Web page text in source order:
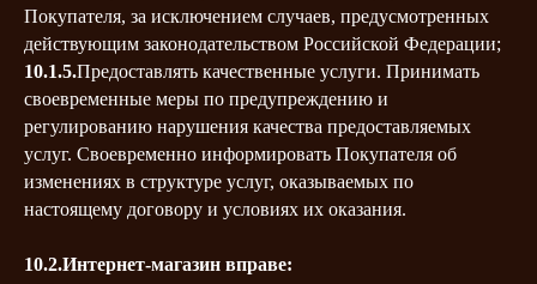
Покупателя, за исключением случаев, предусмотренных
действующим законодательством Российской Федерации;
10.1.5.Предоставлять качественные услуги. Принимать
своевременные меры по предупреждению и
регулированию нарушения качества предоставляемых
услуг. Своевременно информировать Покупателя об
изменениях в структуре услуг, оказываемых по
настоящему договору и условиях их оказания.
10.2.Интернет-магазин вправе: